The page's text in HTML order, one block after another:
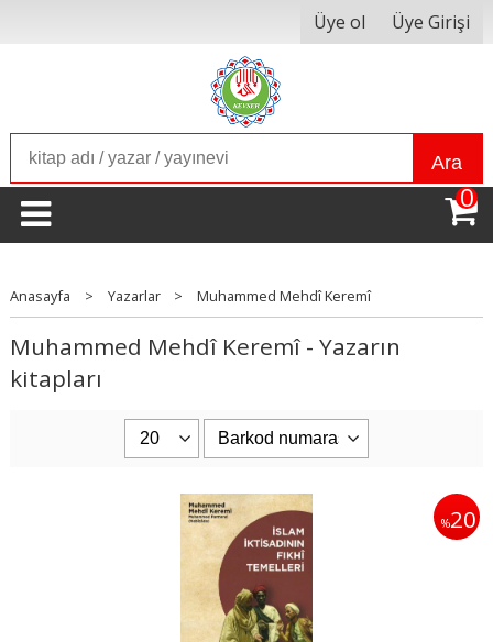
Üye ol Üye Girişi
Ara
0
Anasayfa > Yazarlar > Muhammed Mehdî Keremî
Muhammed Mehdî Keremî - Yazarın
kitapları
%20